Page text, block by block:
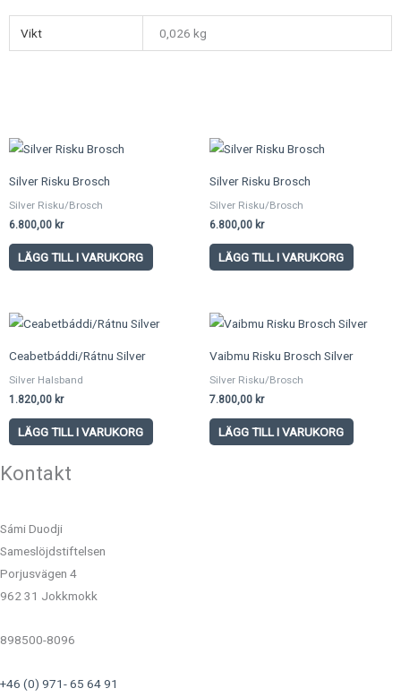
Vikt 0,026 kg
Silver Risku Brosch
Silver Risku/Brosch
6.800,00 kr
LÄGG TILL I VARUKORG
Silver Risku Brosch
Silver Risku/Brosch
6.800,00 kr
LÄGG TILL I VARUKORG
Ceabetbáddi/Rátnu Silver
Silver Halsband
1.820,00 kr
LÄGG TILL I VARUKORG
Vaibmu Risku Brosch Silver
Silver Risku/Brosch
7.800,00 kr
LÄGG TILL I VARUKORG
Kontakt
Sámi Duodji
Sameslöjdstiftelsen
Porjusvägen 4
962 31 Jokkmokk
898500-8096
+46 (0) 971- 65 64 91